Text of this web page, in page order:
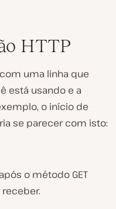
HTTP
uma linha que
está usando e a
o início de
se parecer com isto:
o método GET